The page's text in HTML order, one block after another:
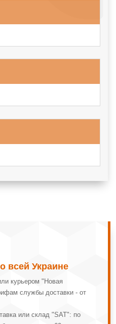
всей Украине
курьером "Новая
службы доставки - от
или склад "SAT": по